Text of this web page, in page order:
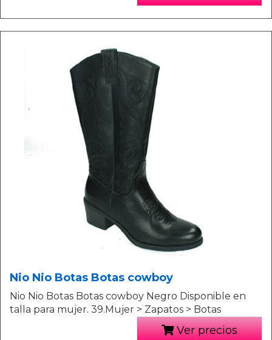
Nio Nio Botas Botas cowboy
Nio Nio Botas Botas cowboy Negro Disponible en
talla para mujer. 39.Mujer > Zapatos > Botas
Ver precios